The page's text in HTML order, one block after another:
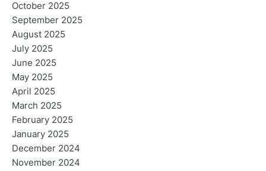
October 2025
September 2025
August 2025
July 2025
June 2025
May 2025
April 2025
March 2025
February 2025
January 2025
December 2024
November 2024